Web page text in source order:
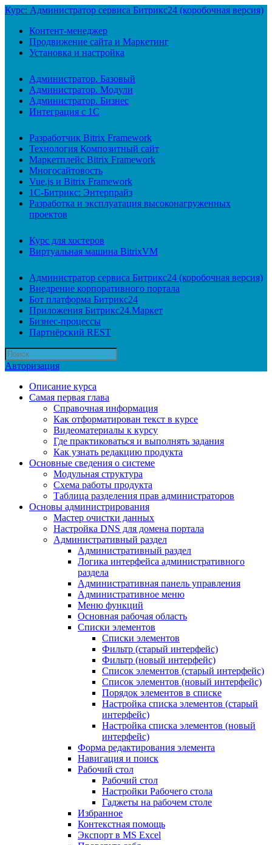
Курс: Администратор сервиса Битрикс24 (коробочная версия)
Контент-менеджер
Продвижение сайта и Маркетинг
Установка и настройка
Администратор. Базовый
Администратор. Модули
Администратор. Бизнес
Интеграция с 1С
Разработчик Bitrix Framework
Технология Композитный сайт
Маркетплейс Bitrix Framework
Многосайтовость
Vue.js и Bitrix Framework
1С-Битрикс: Энтерпрайз
Разработка и эксплуатация высоконагруженных
проектов
Курс для хостеров
Виртуальная машина BitrixVM
Администратор сервиса Битрикс24 (коробочная версия)
Внедрение корпоративного портала
Бот платформа Битрикс24
Приложения Битрикс24.Маркет
Бизнес-процессы
Партнёрский REST
Авторизация
Описание курса
Самая первая глава
Справочная информация
Как отформатирован текст в курсе
Видеоматериалы к курсу
Где практиковаться и выполнять задания
Как узнать редакцию продукта
Основные сведения о системе
Модульная структура
Схема работы продукта
Таблица разделения прав администраторов
Основы администрирования
Мастер очистки данных
Настройка DNS для домена портала
Административный раздел
Административный раздел
Логика интерфейса административного
раздела
Административная панель управления
Административное меню
Меню функций
Основная рабочая область
Списки элементов
Списки элементов
Фильтр (старый интерфейс)
Фильтр (новый интерфейс)
Список элементов (старый интерфейс)
Список элементов (новый интерфейс)
Порядок элементов в списке
Настройка списка элементов (старый
интерфейс)
Настройка списка элементов (новый
интерфейс)
Форма редактирования элемента
Навигация и поиск
Рабочий стол
Рабочий стол
Настройки Рабочего стола
Гаджеты на рабочем столе
Избранное
Контекстная помощь
Экспорт в MS Excel